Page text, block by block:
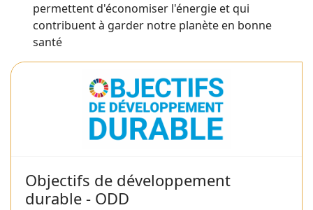
permettent d'économiser l'énergie et qui
contribuent à garder notre planète en bonne
santé
Objectifs de développement
durable - ODD